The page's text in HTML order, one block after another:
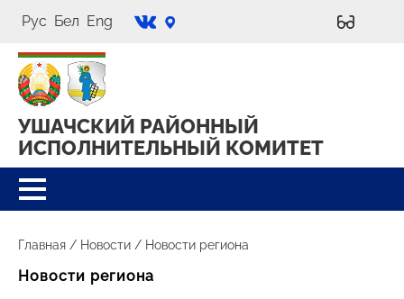
Рус Бел Eng
УШАЧСКИЙ РАЙОННЫЙ
ИСПОЛНИТЕЛЬНЫЙ КОМИТЕТ
Главная / Новости / Новости региона
Новости региона